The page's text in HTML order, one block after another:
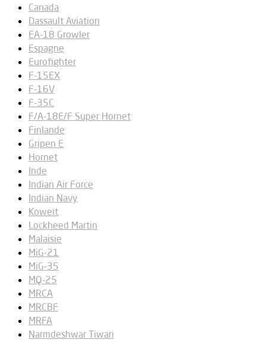
Canada
Dassault Aviation
EA-18 Growler
Espagne
Eurofighter
F-15EX
F-16V
F-35C
F/A-18E/F Super Hornet
Finlande
Gripen E
Hornet
Inde
Indian Air Force
Indian Navy
Koweit
Lockheed Martin
Malaisie
MiG-21
MiG-35
MQ-25
MRCA
MRCBF
MRFA
Narmdeshwar Tiwari